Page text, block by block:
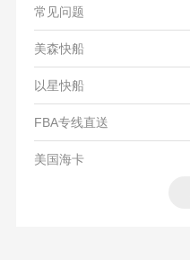
常见问题
美森快船
以星快船
FBA专线直送
美国海卡